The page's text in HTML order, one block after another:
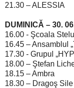
21.30 – ALESSIA
DUMINICĂ – 30.
16.00 - Şcoala
16.45 – Ansamblul
17.30 - Grupul
18.00 – Ştefan
18.15 – Ambra
18.30 – Dragoş